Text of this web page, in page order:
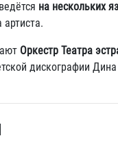
на нескольких
Оркестр Театра
дискографии